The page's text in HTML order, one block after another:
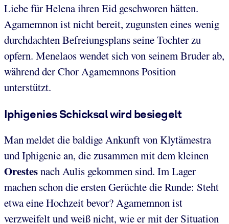
Liebe für Helena ihren Eid geschworen hätten.
Agamemnon ist nicht bereit, zugunsten eines wenig
durchdachten Befreiungsplans seine Tochter zu
opfern. Menelaos wendet sich von seinem Bruder ab,
während der Chor Agamemnons Position
unterstützt.
Iphigenies Schicksal wird besiegelt
Man meldet die baldige Ankunft von Klytämestra
und Iphigenie an, die zusammen mit dem kleinen
Orestesnach Aulis gekommen sind. Im Lager
machen schon die ersten Gerüchte die Runde: Steht
etwa eine Hochzeit bevor? Agamemnon ist
verzweifelt und weiß nicht, wie er mit der Situation